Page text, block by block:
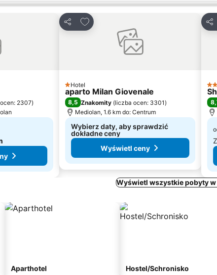
2307)
Udostępnij
Dodaj do ulubionych
1 Kategoria
Hotel
aparto Milan Giovenale
8,5 Znakomity (liczba ocen: 3301)
Mediolan, 1.6 km do: Centrum
Wybierz daty, aby sprawdzić
dokładne ceny
Wyświetl ceny
4
Wyświetl wszystkie pobyty w
Aparthotel Hostel/Schronisko